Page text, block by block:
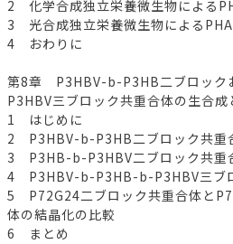
2 化学合成独立栄養微生物による
3 光合成独立栄養微生物による
4 おわりに
第8章 P3HBV-b-P3HB二ブロック
P3HBV三ブロック共重合体の生合
1 はじめに
2 P3HBV-b-P3HB二ブロック共重
3 P3HB-b-P3HBV二ブロック共重
4 P3HBV-b-P3HB-b-P3HBV三ブ
5 P72G24二ブロック共重合体と
体の結晶化の比較
6 まとめ